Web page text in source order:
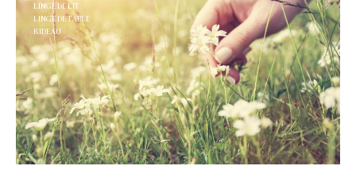
LINGE DE LIT
LINGE DE TABLE
RIDEAU